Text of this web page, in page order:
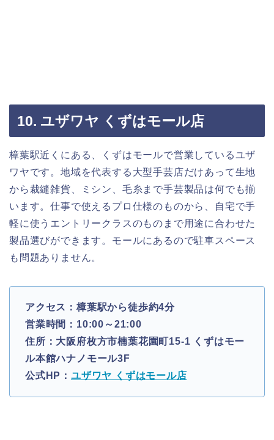
10. ユザワヤ くずはモール店
樟葉駅近くにある、くずはモールで営業しているユザ
ワヤです。地域を代表する大型手芸店だけあって生地
から裁縫雑貨、ミシン、毛糸まで手芸製品は何でも揃
います。仕事で使えるプロ仕様のものから、自宅で手
軽に使うエントリークラスのものまで用途に合わせた
製品選びができます。モールにあるので駐車スペース
も問題ありません。
アクセス：樟葉駅から徒歩約4分
営業時間：10:00～21:00
住所：大阪府枚方市楠葉花園町15-1 くずはモー
ル本館ハナノモール3F
公式HP： ユザワヤ くずはモール店